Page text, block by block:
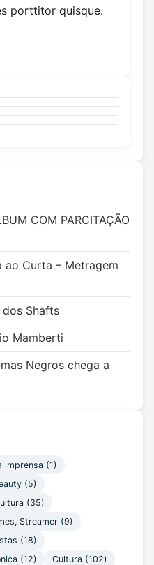
porttitor quisque.
COM PARCITAÇÃO
ao Curta – Metragem
Shafts
Mamberti
Negros chega a
imprensa (1)
(5)
(35)
Streamer (9)
(18)
(12) Cultura (102)